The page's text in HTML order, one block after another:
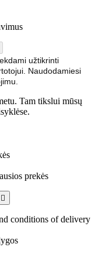
užtikrinti
Naudodamiesi
Tam tikslui mūsų
prekės

conditions of delivery